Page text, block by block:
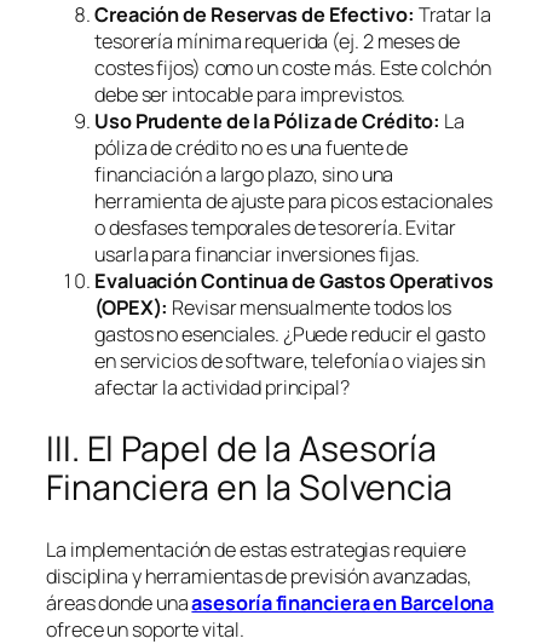
Creación de Reservas de Efectivo: Tratar la
tesorería mínima requerida (ej. 2 meses de
costes fijos) como un coste más. Este colchón
debe ser intocable para imprevistos.
Uso Prudente de la Póliza de Crédito: La
póliza de crédito no es una fuente de
financiación a largo plazo, sino una
herramienta de ajuste para picos estacionales
o desfases temporales de tesorería. Evitar
usarla para financiar inversiones fijas.
Evaluación Continua de Gastos Operativos
(OPEX): Revisar mensualmente todos los
gastos no esenciales. ¿Puede reducir el gasto
en servicios desoftware, telefonía o viajes sin
afectar la actividad principal?
III. El Papel de la Asesoría
Financiera en la Solvencia
La implementación de estas estrategias requiere
disciplina y herramientas de previsión avanzadas,
áreas donde unaasesoría financiera en Barcelona
ofrece un soporte vital.